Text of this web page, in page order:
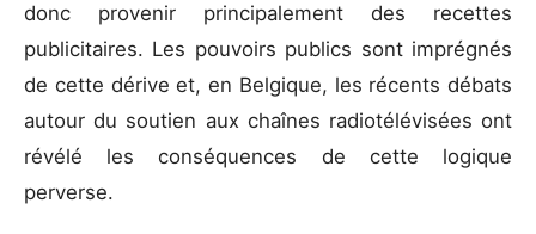
donc provenir principalement des recettes
publicitaires. Les pouvoirs publics sont imprégnés
de cette dérive et, en Belgique, les récents débats
autour du soutien aux chaînes radiotélévisées ont
révélé les conséquences de cette logique
perverse.